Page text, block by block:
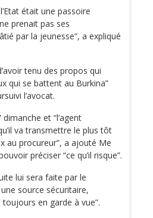
était une passoire
prenait pas ses
par la jeunesse”, a expliqué
tenu des propos qui
qui se battent au Burkina”
l’avocat.
et “l’agent
va transmettre le plus tôt
au procureur”, a ajouté Me
préciser “ce qu’il risque”.
lui sera faite par le
une source sécuritaire,
en garde à vue”.